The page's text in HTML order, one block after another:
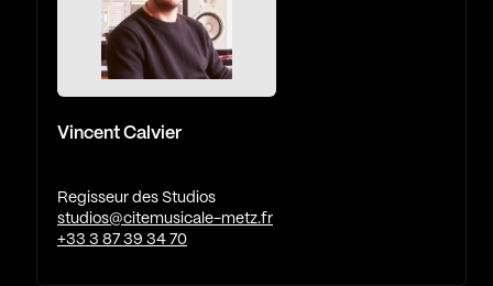
Vincent Calvier
Regisseur des Studios
studios@citemusicale-metz.fr
+33 3 87 39 34 70